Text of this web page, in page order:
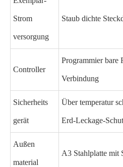
Strom
versorgung
Staub dichte
Controller
Programmier bare
Verbindung
Sicherheits
gerät
Über temperatur
Erd-Leckage-
Außen
material
A3 Stahlplatte mit